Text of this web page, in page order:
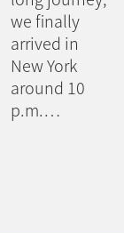
we finally
arrived in
New York
around 10
p.m.…